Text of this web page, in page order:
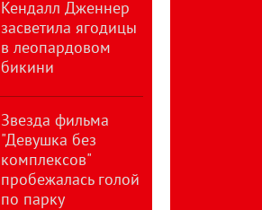
Кендалл Дженнер
засветила ягодицы
в леопардовом
бикини
Звезда фильма
"Девушка без
комплексов"
пробежалась голой
по парку